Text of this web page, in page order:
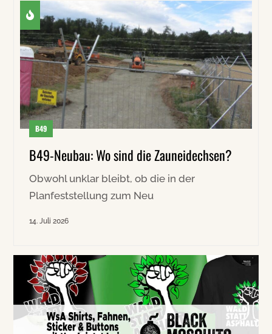
B49
B49-Neubau: Wo sind die Zauneidechsen?
Obwohl unklar bleibt, ob die in der
Planfeststellung zum Neu
14. Juli 2026